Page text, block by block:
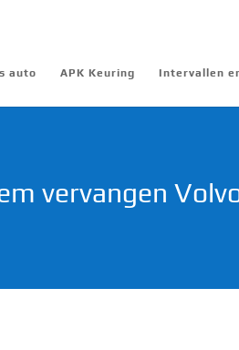
auto APK Keuring Intervallen
vervangen